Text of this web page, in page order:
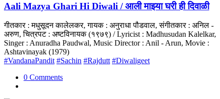
Aali Mazya Ghari Hi Diwali / आली माझ्या घरी ही दिवाळी
गीतकार : मधुसूदन कालेलकर, गायक : अनुराधा पौडवाल, संगीतकार : अनिल -
अरुण, चित्रपट : अष्टविनायक (१९७९) / Lyricist : Madhusudan Kalelkar,
Singer : Anuradha Paudwal, Music Director : Anil - Arun, Movie :
Ashtavinayak (1979)
#VandanaPandit #Sachin #Rajdutt #Diwaligeet
0 Comments